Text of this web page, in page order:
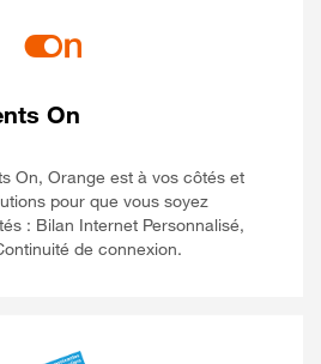
On
On, Orange est à vos côtés et
pour que vous soyez
: Bilan Internet Personnalisé,
de connexion.